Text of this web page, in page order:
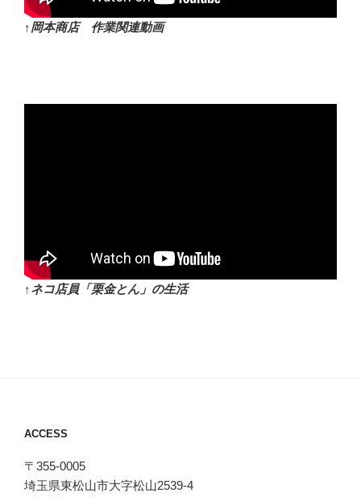
↑岡本商店 作業関連動画
↑ネコ店員「栗金とん」の生活
ACCESS
〒355-0005
埼玉県東松山市大字松山2539-4